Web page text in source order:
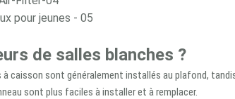
de salles blanches ?
caisson sont généralement installés au plafond,
sont plus faciles à installer et à remplacer.